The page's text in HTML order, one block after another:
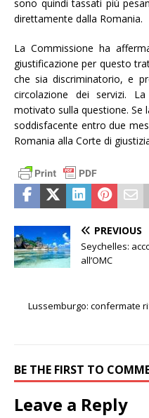
sono quindi tassati più
direttamente dalla Romania.
La Commissione ha
giustificazione per questo
che sia discriminatorio, e
circolazione dei servizi.
motivato sulla questione. Se
soddisfacente entro due
Romania alla Corte di
PREVIOUS
Seychelles:
all’OMC
Lussemburgo: confermate
BE THE FIRST TO
Leave a Reply